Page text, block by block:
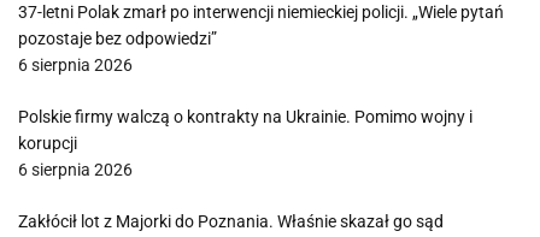
37-letni Polak zmarł po interwencji niemieckiej policji. „Wiele pytań
pozostaje bez odpowiedzi”
6 sierpnia 2026
Polskie firmy walczą o kontrakty na Ukrainie. Pomimo wojny i
korupcji
6 sierpnia 2026
Zakłócił lot z Majorki do Poznania. Właśnie skazał go sąd